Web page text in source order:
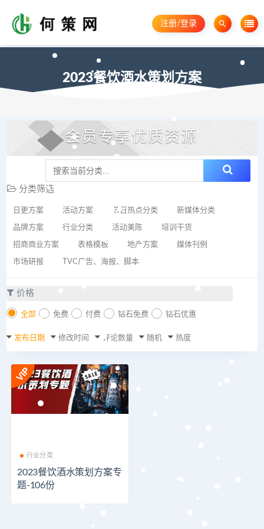
注册/登录
2023餐饮酒水策划方案
会员专享优质资源
分类筛选
日更方案 活动方案 节日热点分类 新媒体分类
品牌方案 行业分类 活动美陈 培训干货
招商商业方案 表格模板 地产方案 媒体刊例
市场研报 TVC广告、海报、脚本
价格
全部 免费 付费 钻石免费 钻石优惠
发布日期 修改时间 评论数量 随机 热度
行业分类
2023餐饮酒水策划方案专
题-106份